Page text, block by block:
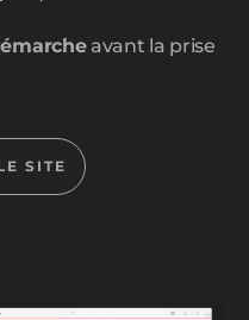
avant la prise
SITE